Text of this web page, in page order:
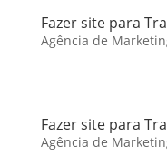
Fazer site para
Agência de
Fazer site para
Agência de